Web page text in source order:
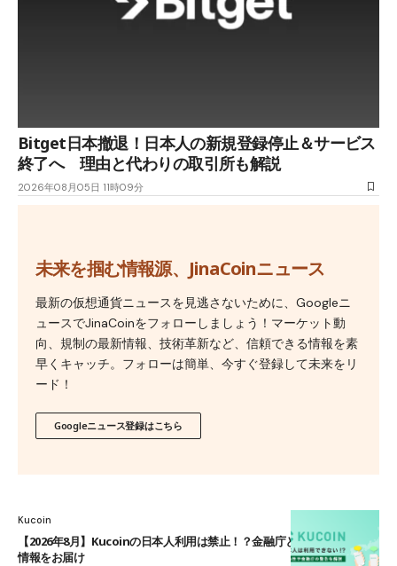
Bitget日本撤退！日本人の新規登録停止＆サービス
終了へ 理由と代わりの取引所も解説
2026年08月05日 11時09分
未来を掴む情報源、JinaCoinニュース
最新の仮想通貨ニュースを見逃さないために、Googleニ
ュースでJinaCoinをフォローしましょう！マーケット動
向、規制の最新情報、技術革新など、信頼できる情報を素
早くキャッチ。フォローは簡単、今すぐ登録して未来をリ
ード！
Googleニュース登録はこちら
Kucoin
【2026年8月】Kucoinの日本人利用は禁止！？金融庁との関係は？最新
情報をお届け